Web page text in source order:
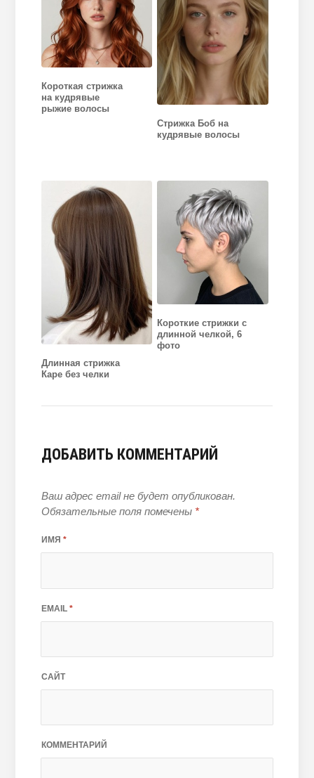
Короткая стрижка
на кудрявые
рыжие волосы
Стрижка Боб на
кудрявые волосы
Длинная стрижка
Каре без челки
Короткие стрижки с
длинной челкой, 6
фото
ДОБАВИТЬ КОММЕНТАРИЙ
Ваш адрес email не будет опубликован.
Обязательные поля помечены *
ИМЯ *
EMAIL *
САЙТ
КОММЕНТАРИЙ